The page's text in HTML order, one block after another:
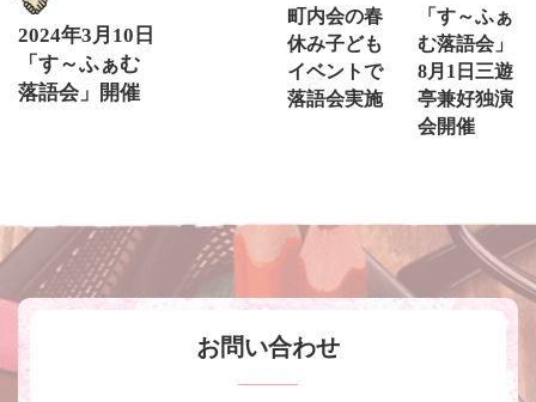
2024年3月10日
「す～ふぁむ
落語会」開催
町内会の春
休み子ども
イベントで
落語会実施
「す～ふぁ
む落語会」
8月1日三遊
亭兼好独演
会開催
お問い合わせ